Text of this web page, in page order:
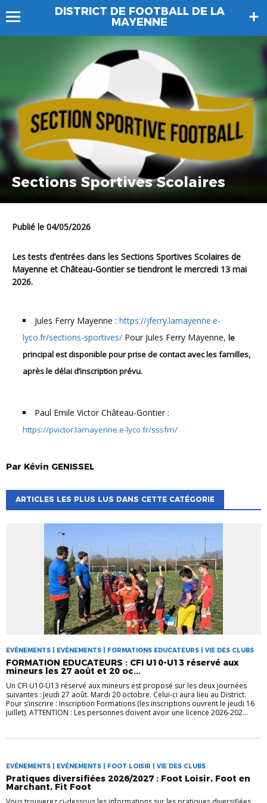
DISTRICT DE FOOTBALL DE LA
MAYENNE
Sections Sportives Scolaires
Publié le 04/05/2026
Les tests d’entrées dans les Sections Sportives Scolaires de
Mayenne et Château-Gontier se tiendront le mercredi 13 mai
2026.
Jules Ferry Mayenne : https://jferry.lamayenne.e-
lyco.fr/sections-sportives/ Pour Jules Ferry Mayenne, le
principal est disponible pour prise de contact avec les familles,
après le délai d’inscription prévu.
Paul Emile Victor Château-Gontier :
https://pvictor.lamayenne.e-lyco.fr/sssfm/
Par Kévin GENISSEL
ARTICLES LES PLUS LUS DANS CETTE CATÉGORIE
EVÉNEMENTS | EVÉNEMENTS | FORMATIONS EDUCATEURS | VIE DES CLUBS
FORMATION EDUCATEURS : CFI U10-U13 réservé aux
mineurs les 27 août et 20 oc...
Un CFI U10-U13 réservé aux mineurs est proposé sur les deux journées
suivantes : Jeudi 27 août. Mardi 20 octobre. Celui-ci aura lieu au District.
Pour s’inscrire : Inscription Formations (les inscriptions ouvrent le jeudi 16
juillet). ATTENTION : Les personnes doivent avoir une licence 2026-202...
EVÉNEMENTS | EVÉNEMENTS | FOOT LOISIR | VIE DES CLUBS
Pratiques diversifiées 2026/2027 : Foot Loisir, Foot en
Marchant, Fit Foot